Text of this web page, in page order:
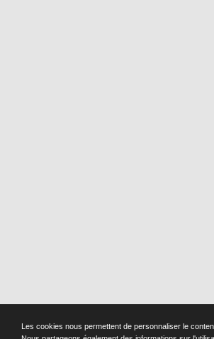
Les cookies nous permettent de personnaliser le